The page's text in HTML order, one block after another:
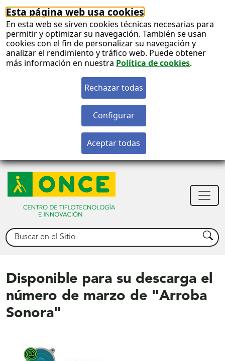
Esta página web usa cookies
En esta web se sirven cookies técnicas necesarias para
permitir y optimizar su navegación. También se usan
cookies con el fin de personalizar su navegación y
analizar el rendimiento y tráfico web. Puede obtener
más información en nuestra Política de cookies.
Buscar Buscar
Disponible para su descarga el
número de marzo de "Arroba
Sonora"